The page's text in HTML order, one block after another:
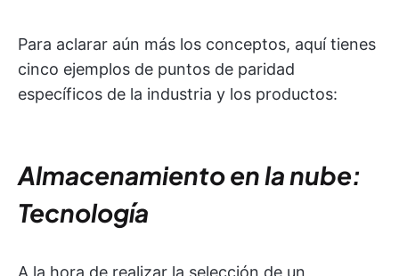
Para aclarar aún más los conceptos, aquí tienes
cinco ejemplos de puntos de paridad
específicos de la industria y los productos:
Almacenamiento en la nube:
Tecnología
A la hora de realizar la selección de un